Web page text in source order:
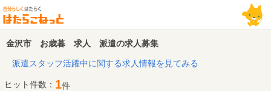
金沢市 お歳暮 求人 派遣の求人募集
派遣スタッフ活躍中に関する求人情報を見てみる
ヒット件数： 1件